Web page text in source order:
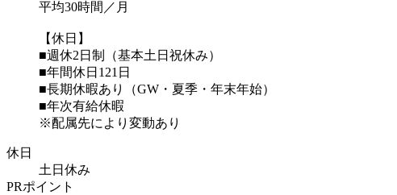
平均30時間／月
【休日】
■週休2日制（基本土日祝休み）
■年間休日121日
■長期休暇あり（GW・夏季・年末年始）
■年次有給休暇
※配属先により変動あり
休日
土日休み
PRポイント